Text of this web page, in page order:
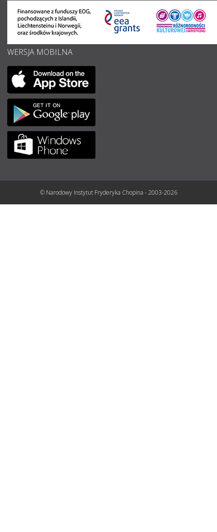
WERSJA MOBILNA
© Narodowy Instytut Fryderyka Chopina - 2003-2026